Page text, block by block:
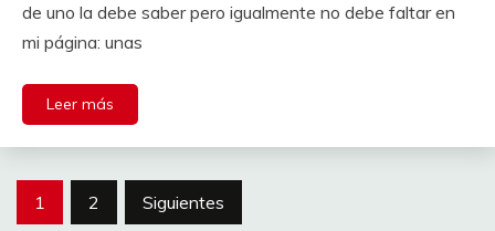
de uno la debe saber pero igualmente no debe faltar en
mi página: unas
Leer más
Paginación
1 2 Siguientes